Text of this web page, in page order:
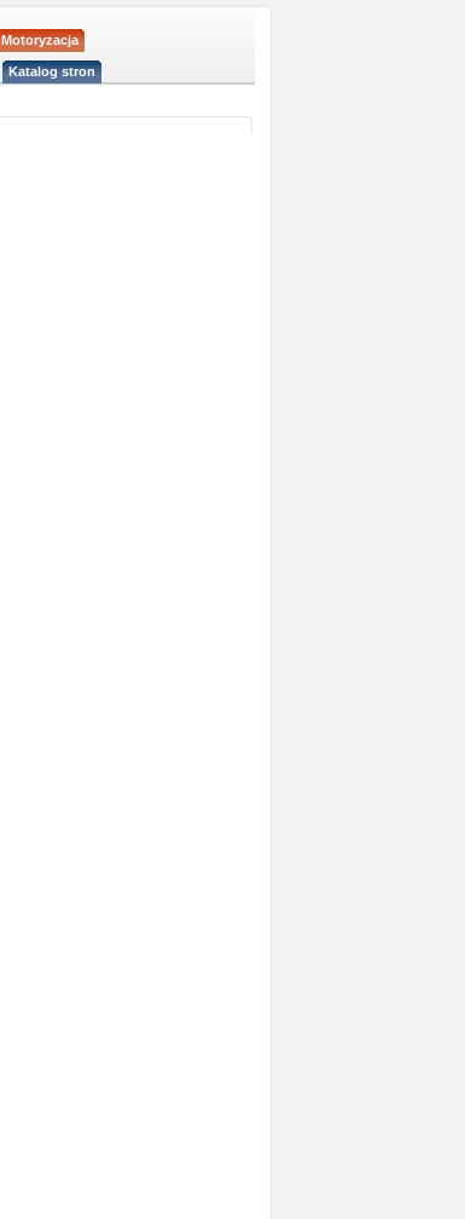
Motoryzacja
Katalog stron